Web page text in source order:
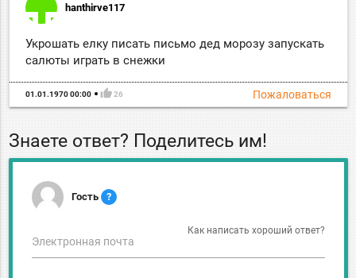
hanthirve117
Укрошать елку писать письмо дед морозу запускать
салюты играть в снежки
Пожаловаться
01.01.1970 00:00 thumb_up 26
Знаете ответ? Поделитесь им!
Гость ?
Как написать хороший ответ?
Электронная почта